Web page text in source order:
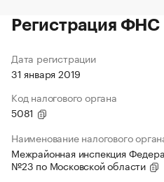
Регистрация ФНС
Дата регистрации
31 января 2019
Код налогового органа
5081
Наименование налогового
Межрайонная инспекция
№23 по Московской области